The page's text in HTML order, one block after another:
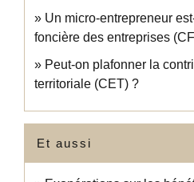
Un micro-entrepreneur
foncière des entreprises
Peut-on plafonner la
territoriale (CET) ?
Et aussi